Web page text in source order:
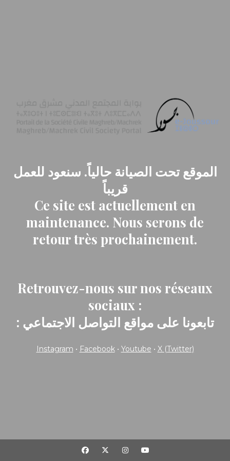
الموقع تحت الصيانة حالياً. سنعود للعمل
قريباً
Ce site est actuellement en
maintenance. Nous serons de
retour très prochainement.
Retrouvez-nous sur nos réseaux
sociaux :
: تابعونا على مواقع التواصل الاجتماعي
Instagram • Facebook• Youtube • X (Twitter)